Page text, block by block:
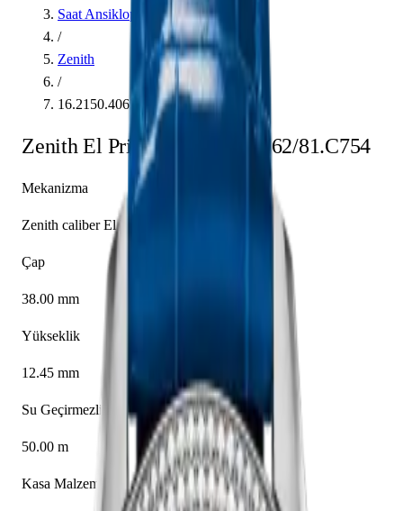
Saat Ansiklopedisi
/
Zenith
/
16.2150.4062/81.C754
Zenith El Primero 16.2150.4062/81.C754
Mekanizma
Zenith caliber El Primero 4062
Çap
38.00 mm
Yükseklik
12.45 mm
Su Geçirmezlik
50.00 m
Kasa Malzemesi